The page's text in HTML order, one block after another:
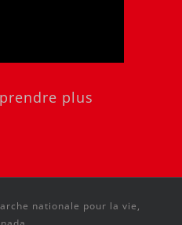
plus
nationale pour la vie,